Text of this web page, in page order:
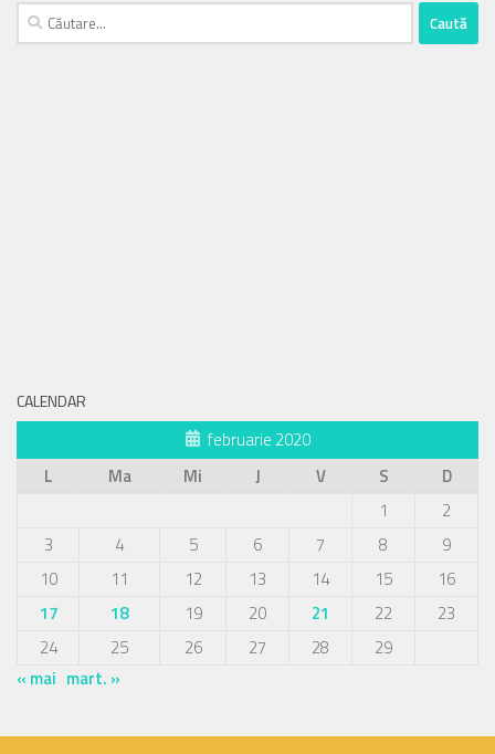
Caută
după:
CALENDAR
februarie 2020
L
Ma Mi J V S
D
1
2
3
4 5 6 7 8
9
10
11 12 13 14 15
16
17
18 19 20 21 22
23
24
25 26 27 28
29
« mai mart. »